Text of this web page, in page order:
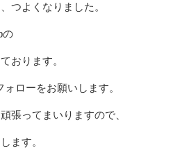
つよくなりました。
の
おります。
ォローをお願いします。
張ってまいりますので、
ます。